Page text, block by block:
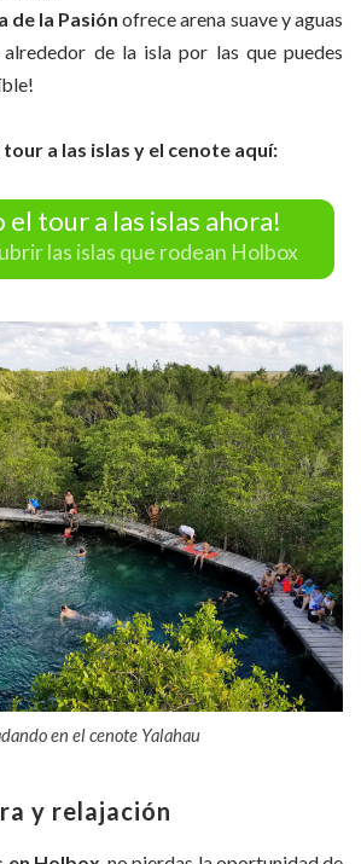
de la Pasión ofrece arena suave y aguas
de la isla por las que puedes
a las islas y el cenote aquí:
el tour a las islas ahora!
las islas que rodean Holbox
en el cenote Yalahau
y relajación